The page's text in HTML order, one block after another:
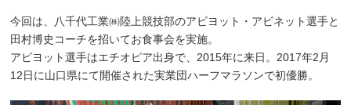
今回は、八千代工業㈱陸上競技部のアビヨット・アビネット選手と
田村博史コーチを招いてお食事会を実施。
アビヨット選手はエチオピア出身で、2015年に来日。2017年2月
12日に山口県にて開催された実業団ハーフマラソンで初優勝。